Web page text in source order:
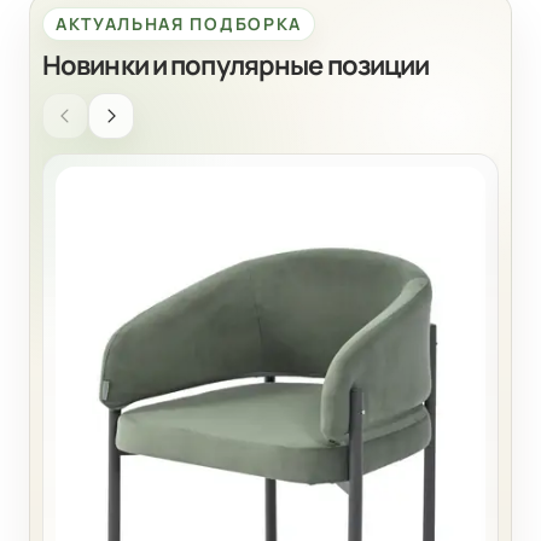
АКТУАЛЬНАЯ ПОДБОРКА
Новинки и популярные позиции